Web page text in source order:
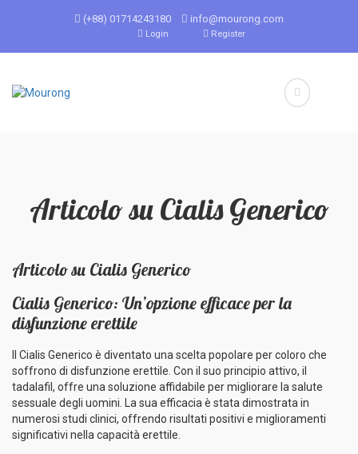
(+88) 01714243180 info@mourong.com
Login Register
Articolo su Cialis Generico
Articolo su Cialis Generico
Cialis Generico: Un’opzione efficace per la
disfunzione erettile
Il Cialis Generico è diventato una scelta popolare per coloro che
soffrono di disfunzione erettile. Con il suo principio attivo, il
tadalafil, offre una soluzione affidabile per migliorare la salute
sessuale degli uomini. La sua efficacia è stata dimostrata in
numerosi studi clinici, offrendo risultati positivi e miglioramenti
significativi nella capacità erettile.